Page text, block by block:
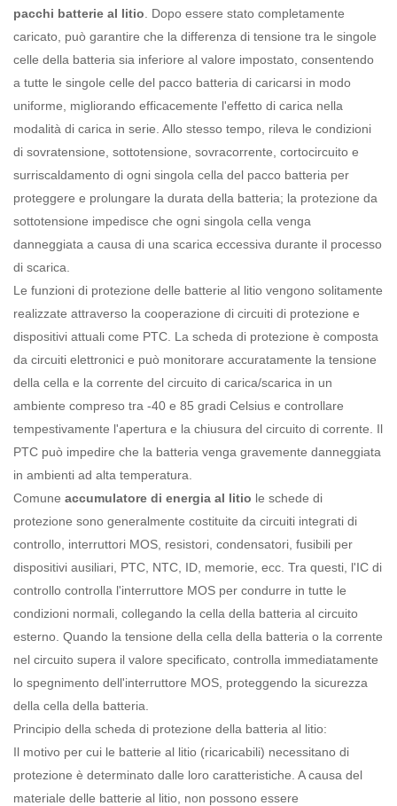
pacchi batterie al litio . Dopo essere stato completamente
caricato, può garantire che la differenza di tensione tra le singole
celle della batteria sia inferiore al valore impostato, consentendo
a tutte le singole celle del pacco batteria di caricarsi in modo
uniforme, migliorando efficacemente l'effetto di carica nella
modalità di carica in serie. Allo stesso tempo, rileva le condizioni
di sovratensione, sottotensione, sovracorrente, cortocircuito e
surriscaldamento di ogni singola cella del pacco batteria per
proteggere e prolungare la durata della batteria; la protezione da
sottotensione impedisce che ogni singola cella venga
danneggiata a causa di una scarica eccessiva durante il processo
di scarica.
Le funzioni di protezione delle batterie al litio vengono solitamente
realizzate attraverso la cooperazione di circuiti di protezione e
dispositivi attuali come PTC. La scheda di protezione è composta
da circuiti elettronici e può monitorare accuratamente la tensione
della cella e la corrente del circuito di carica/scarica in un
ambiente compreso tra -40 e 85 gradi Celsius e controllare
tempestivamente l'apertura e la chiusura del circuito di corrente. Il
PTC può impedire che la batteria venga gravemente danneggiata
in ambienti ad alta temperatura.
Comune accumulatore di energia al litio le schede di
protezione sono generalmente costituite da circuiti integrati di
controllo, interruttori MOS, resistori, condensatori, fusibili per
dispositivi ausiliari, PTC, NTC, ID, memorie, ecc. Tra questi, l'IC di
controllo controlla l'interruttore MOS per condurre in tutte le
condizioni normali, collegando la cella della batteria al circuito
esterno. Quando la tensione della cella della batteria o la corrente
nel circuito supera il valore specificato, controlla immediatamente
lo spegnimento dell'interruttore MOS, proteggendo la sicurezza
della cella della batteria.
Principio della scheda di protezione della batteria al litio:
Il motivo per cui le batterie al litio (ricaricabili) necessitano di
protezione è determinato dalle loro caratteristiche. A causa del
materiale delle batterie al litio, non possono essere